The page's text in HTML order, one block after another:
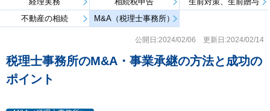
不動産の相続
M&A（税理士事務所）
公開日:2024/02/06 更新日:2024/02/14
税理士事務所のM&A・事業承継の方法と成功の
ポイント